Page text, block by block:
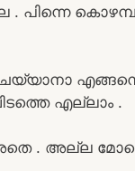
. പിന്നെ
എങ്ങനെ
എല്ലാം .
. അല്ല മോളെ